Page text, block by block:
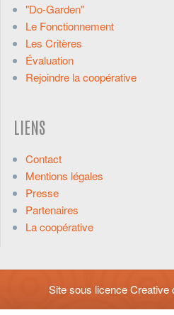
"Do-Garden"
Le Fonctionnement
Les Critères
Évaluation
Rejoindre la coopérative
LIENS
Contact
Mentions légales
Presse
Partenaires
La coopérative
Site sous licenceCreative